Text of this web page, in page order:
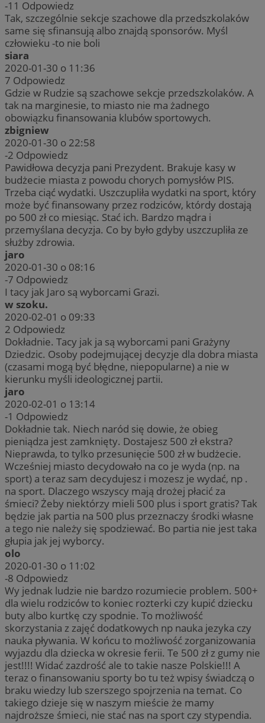
-11 Odpowiedz
Tak, szczególnie sekcje szachowe dla przedszkolaków
same się sfinansują albo znajdą sponsorów. Myśl
człowieku -to nie boli
siara
2020-01-30 o 11:36
7 Odpowiedz
Gdzie w Rudzie są szachowe sekcje przedszkolaków. A
tak na marginesie, to miasto nie ma żadnego
obowiązku finansowania klubów sportowych.
zbigniew
2020-01-30 o 22:58
-2 Odpowiedz
Pawidłowa decyzja pani Prezydent. Brakuje kasy w
budżecie miasta z powodu chorych pomysłów PIS.
Trzeba ciąć wydatki. Uszczupliła wydatki na sport, który
może być finansowany przez rodziców, którdy dostają
po 500 zł co miesiąc. Stać ich. Bardzo mądra i
przemyślana decyzja. Co by było gdyby uszczupliła ze
służby zdrowia.
jaro
2020-01-30 o 08:16
-7 Odpowiedz
I tacy jak Jaro są wyborcami Grazi.
w szoku.
2020-02-01 o 09:33
2 Odpowiedz
Dokładnie. Tacy jak ja są wyborcami pani Grażyny
Dziedzic. Osoby podejmującej decyzje dla dobra miasta
(czasami mogą być błędne, niepopularne) a nie w
kierunku myśli ideologicznej partii.
jaro
2020-02-01 o 13:14
-1 Odpowiedz
Dokładnie tak. Niech naród się dowie, że obieg
pieniądza jest zamknięty. Dostajesz 500 zł ekstra?
Nieprawda, to tylko przesunięcie 500 zł w budżecie.
Wcześniej miasto decydowało na co je wyda (np. na
sport) a teraz sam decydujesz i mozesz je wydać, np .
na sport. Dlaczego wszyscy mają drożej płacić za
śmieci? Żeby niektórzy mieli 500 plus i sport gratis? Tak
będzie jak partia na 500 plus przeznaczy środki własne
a tego nie należy się spodziewać. Bo partia nie jest taka
głupia jak jej wyborcy.
olo
2020-01-30 o 11:02
-8 Odpowiedz
Wy jednak ludzie nie bardzo rozumiecie problem. 500+
dla wielu rodziców to koniec rozterki czy kupić dziecku
buty albo kurtkę czy spodnie. To możliwość
skorzystania z zajęć dodatkowych np nauka jezyka czy
nauka pływania. W końcu to możliwość zorganizowania
wyjazdu dla dziecka w okresie ferii. Te 500 zł z gumy nie
jest!!!! Widać zazdrość ale to takie nasze Polskie!!! A
teraz o finansowaniu sporty bo tu też wpisy świadczą o
braku wiedzy lub szerszego spojrzenia na temat. Co
takiego dzieje się w naszym mieście że mamy
najdroższe śmieci, nie stać nas na sport czy stypendia.